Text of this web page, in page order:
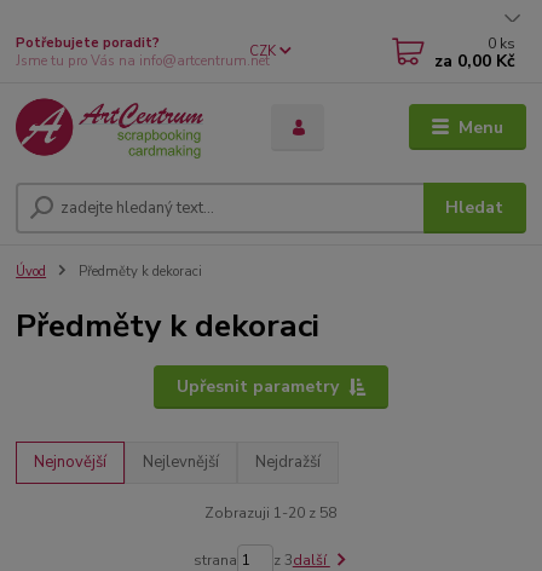
Menu
CZK
Hledat
Potřebujete poradit?
Jsme tu pro Vás na info@artcentrum.net
0 ks
za 0,00 Kč
Úvod Předměty k dekoraci
Předměty k dekoraci
Upřesnit parametry
Nejnovější Nejlevnější Nejdražší
Zobrazuji 1-20 z 58
strana z 3další